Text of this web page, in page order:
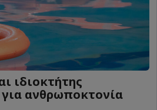
ιδιοκτήτης
ανθρωποκτονία